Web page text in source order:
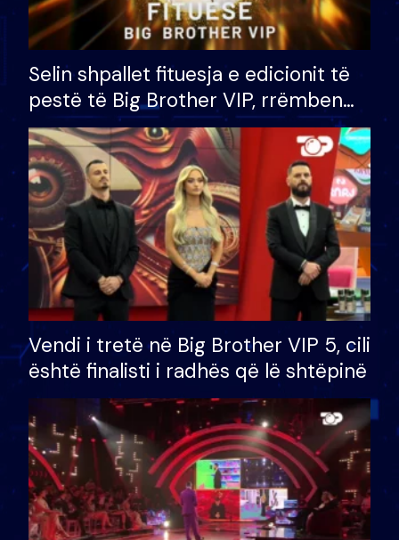
Selin shpallet fituesja e edicionit të
pestë të Big Brother VIP, rrëmben
çmimin e madh prej 100 mijë eurosh
Vendi i tretë në Big Brother VIP 5, cili
është finalisti i radhës që lë shtëpinë